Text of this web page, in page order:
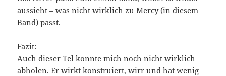
aussieht – was nicht wirklich zu Mercy (in diesem
Band) passt.
Fazit:
Auch dieser Tel konnte mich noch nicht wirklich
abholen. Er wirkt konstruiert, wirr und hat wenig